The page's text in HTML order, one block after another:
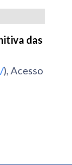
das
), Acesso